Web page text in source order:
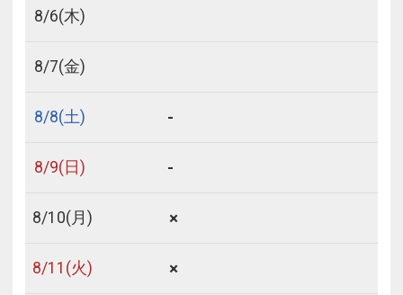
8/6(木)
8/7(金)
8/8(土) -
8/9(日) -
8/10(月) ×
8/11 (火) ×